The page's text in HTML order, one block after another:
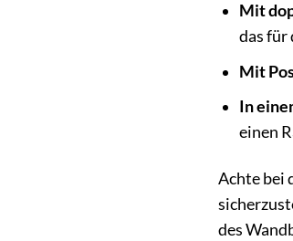
Mit
das für
Mit
In
einen
Achte bei
des